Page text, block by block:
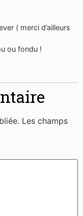
( merci d’ailleurs
ou fondu !
Les champs